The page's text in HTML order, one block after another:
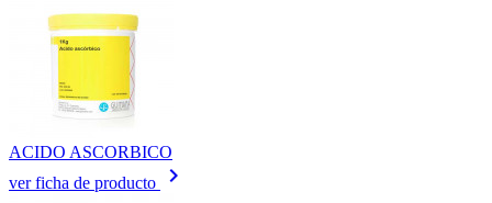
ACIDO ASCORBICO
ver ficha de producto
keyboard_arrow_right